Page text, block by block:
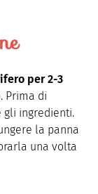
per 2-3
Prima di
gli ingredienti.
la panna
una volta